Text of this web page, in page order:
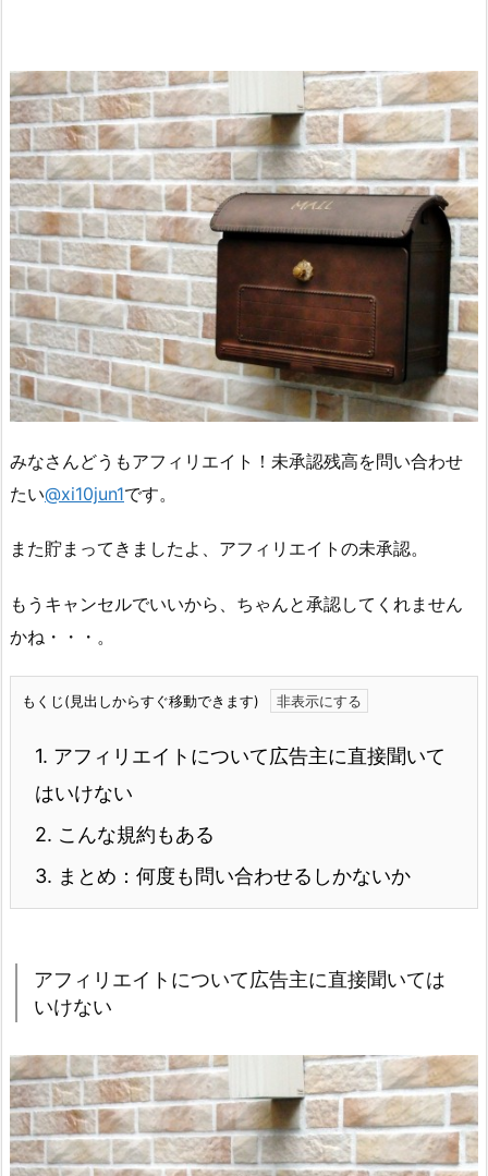
みなさんどうもアフィリエイト！未承認残高を問い合わせ
たい@xi10jun1です。
また貯まってきましたよ、アフィリエイトの未承認。
もうキャンセルでいいから、ちゃんと承認してくれません
かね・・・。
もくじ(見出しからすぐ移動できます)
1. アフィリエイトについて広告主に直接聞いて
はいけない
2. こんな規約もある
3. まとめ：何度も問い合わせるしかないか
アフィリエイトについて広告主に直接聞いては
いけない